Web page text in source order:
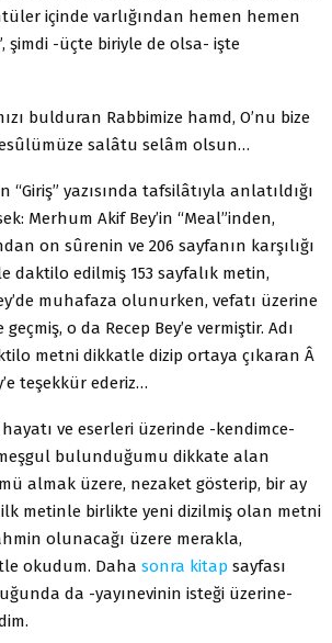
içinde varlığından hemen hemen
şimdi -üçte biriyle de olsa- işte
bulduran Rabbimize hamd, O’nu bize
salâtu selâm olsun…
“Giriş” yazısında tafsilâtıyla anlatıldığı
Merhum Akif Bey’in “Meal”inden,
on sûrenin ve 206 sayfanın karşılığı
daktilo edilmiş 153 sayfalık metin,
muhafaza olunurken, vefatı üzerine
o da Recep Bey’e vermiştir. Adı
metni dikkatle dizip ortaya çıkaran Â
teşekkür ederiz…
hayatı ve eserleri üzerinde -kendimce-
bulunduğumu dikkate alan
almak üzere, nezaket gösterip, bir ay
metinle birlikte yeni dizilmiş olan metni
olunacağı üzere merakla,
okudum. Daha sonra kitap sayfası
da -yayınevinin isteği üzerine-